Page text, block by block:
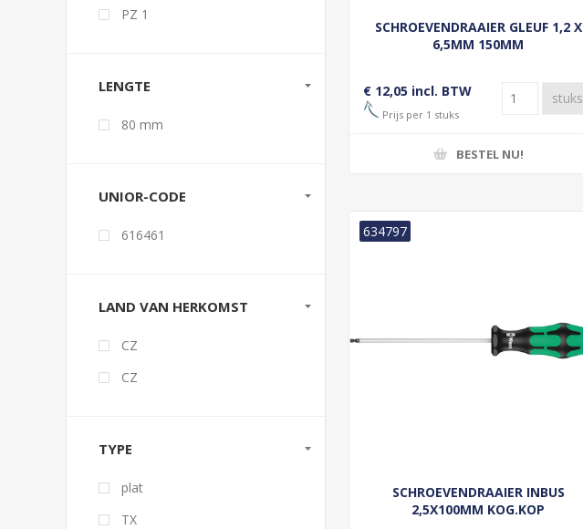
SCHROEVENDRAAIER GLEUF 1,2 X
6,5MM 150MM
€ 12,05 incl. BTW
Prijs per 1 stuks
BESTEL NU!
SCHROEVENDRAAIER INBUS
2,5X100MM KOG.KOP
634797
PZ 1
LENGTE
80 mm
UNIOR-CODE
616461
LAND VAN HERKOMST
CZ
CZ
TYPE
plat
TX